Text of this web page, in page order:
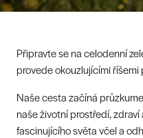
Připravte se na celodenní
provede okouzlujícími
Naše cesta začíná
naše životní prostředí,
fascinujícího světa včel a